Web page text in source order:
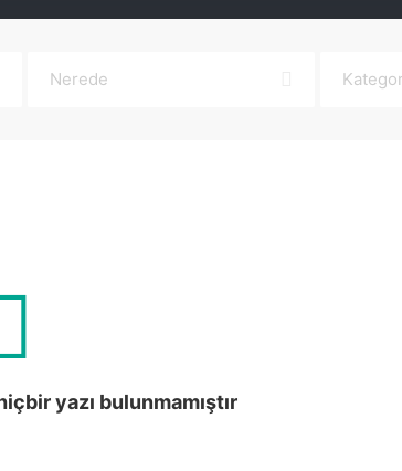
yazı bulunmamıştır